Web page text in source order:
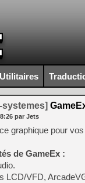
Utilitaires
systemes]
par Jets
graphique pour
de GameEx :
LCD/VFD,